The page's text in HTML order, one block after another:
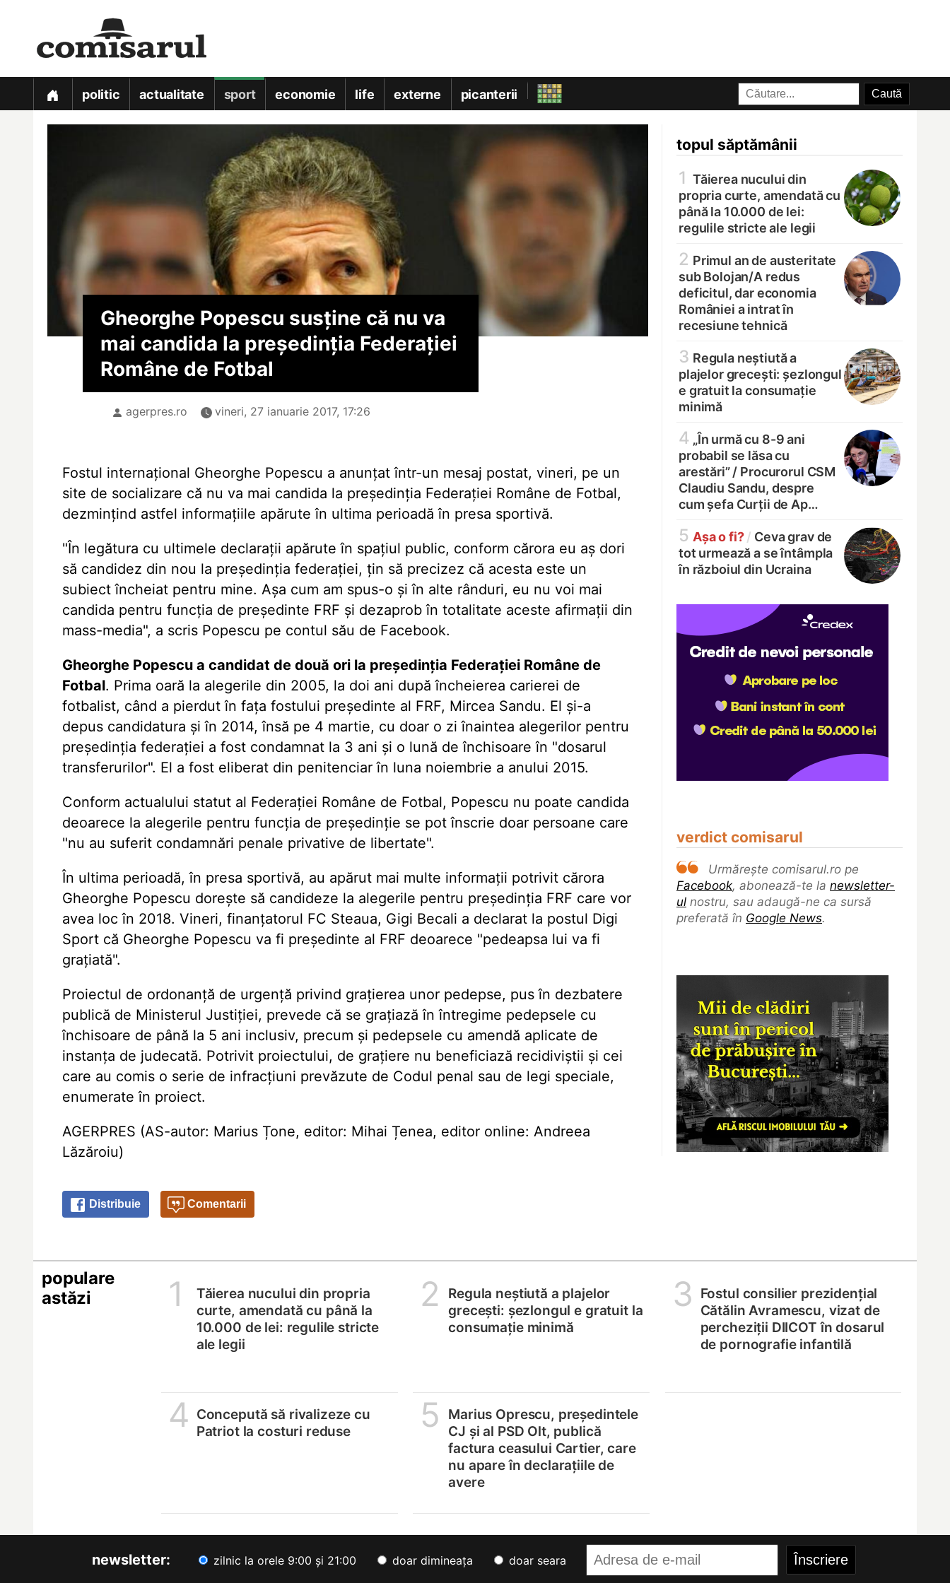
politic actualitate sport economie life externe picanterii
topul săptămânii
1 Tăierea nucului din
propria curte, amendată cu
până la 10.000 de lei:
regulile stricte ale legii
2 Primul an de austeritate
sub Bolojan/A redus
deficitul, dar economia
României a intrat în
recesiune tehnică
3 Regula neștiută a
plajelor grecești: șezlongul
e gratuit la consumație
minimă
4 „În urmă cu 8-9 ani
probabil se lăsa cu
arestări” / Procurorul CSM
Claudiu Sandu, despre
cum șefa Curții de Ap…
5 Așa o fi? / Ceva grav de
tot urmează a se întâmpla
în războiul din Ucraina
verdict comisarul
Urmărește comisarul.ro pe
Facebook, abonează-te la newsletter-
ul nostru, sau adaugă-ne ca sursă
preferată în Google News.
Gheorghe Popescu susține că nu va
mai candida la președinția Federației
Române de Fotbal
agerpres.ro vineri, 27 ianuarie 2017, 17:26
Fostul internațional Gheorghe Popescu a anunțat într-un mesaj postat, vineri, pe un
site de socializare că nu va mai candida la președinția Federației Române de Fotbal,
dezmințind astfel informațiile apărute în ultima perioadă în presa sportivă.
"În legătura cu ultimele declarații apărute în spațiul public, conform cărora eu aș dori
să candidez din nou la președinția federației, țin să precizez că acesta este un
subiect încheiat pentru mine. Așa cum am spus-o și în alte rânduri, eu nu voi mai
candida pentru funcția de președinte FRF și dezaprob în totalitate aceste afirmații din
mass-media", a scris Popescu pe contul său de Facebook.
Gheorghe Popescu a candidat de două ori la președinția Federației Române de
Fotbal. Prima oară la alegerile din 2005, la doi ani după încheierea carierei de
fotbalist, când a pierdut în fața fostului președinte al FRF, Mircea Sandu. El și-a
depus candidatura și în 2014, însă pe 4 martie, cu doar o zi înaintea alegerilor pentru
președinția federației a fost condamnat la 3 ani și o lună de închisoare în "dosarul
transferurilor". El a fost eliberat din penitenciar în luna noiembrie a anului 2015.
Conform actualului statut al Federației Române de Fotbal, Popescu nu poate candida
deoarece la alegerile pentru funcția de președinție se pot înscrie doar persoane care
"nu au suferit condamnări penale privative de libertate".
În ultima perioadă, în presa sportivă, au apărut mai multe informații potrivit cărora
Gheorghe Popescu dorește să candideze la alegerile pentru președinția FRF care vor
avea loc în 2018. Vineri, finanțatorul FC Steaua, Gigi Becali a declarat la postul Digi
Sport că Gheorghe Popescu va fi președinte al FRF deoarece "pedeapsa lui va fi
grațiată".
Proiectul de ordonanță de urgență privind grațierea unor pedepse, pus în dezbatere
publică de Ministerul Justiției, prevede că se grațiază în întregime pedepsele cu
închisoare de până la 5 ani inclusiv, precum și pedepsele cu amendă aplicate de
instanța de judecată. Potrivit proiectului, de grațiere nu beneficiază recidiviștii și cei
care au comis o serie de infracțiuni prevăzute de Codul penal sau de legi speciale,
enumerate în proiect.
AGERPRES (AS-autor: Marius Țone, editor: Mihai Țenea, editor online: Andreea
Lăzăroiu)
Distribuie Comentarii
populare
astăzi
1
Tăierea nucului din propria
curte, amendată cu până la
10.000 de lei: regulile stricte
ale legii
2
Regula neștiută a plajelor
grecești: șezlongul e gratuit la
consumație minimă
3
Fostul consilier prezidențial
Cătălin Avramescu, vizat de
percheziții DIICOT în dosarul
de pornografie infantilă
4 Concepută să rivalizeze cu
Patriot la costuri reduse
5
Marius Oprescu, președintele
CJ și al PSD Olt, publică
factura ceasului Cartier, care
nu apare în declarațiile de
avere
newsletter: zilnic la orele 9:00 și 21:00 doar dimineața doar seara